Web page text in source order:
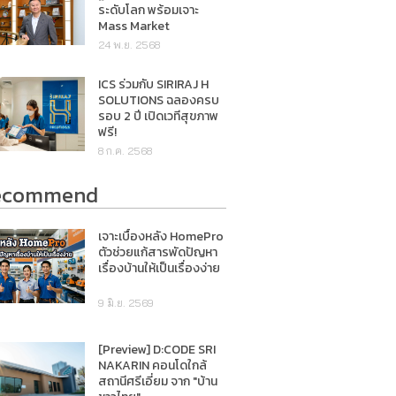
ระดับโลก พร้อมเจาะ
Mass Market
24 พ.ย. 2568
ICS ร่วมกับ SIRIRAJ H
SOLUTIONS ฉลองครบ
รอบ 2 ปี เปิดเวทีสุขภาพ
ฟรี!
8 ก.ค. 2568
เจาะเบื้องหลัง HomePro
ตัวช่วยแก้สารพัดปัญหา
เรื่องบ้านให้เป็นเรื่องง่าย
9 มิ.ย. 2569
[Preview] D:CODE SRI
NAKARIN คอนโดใกล้
สถานีศรีเอี่ยม จาก "บ้าน